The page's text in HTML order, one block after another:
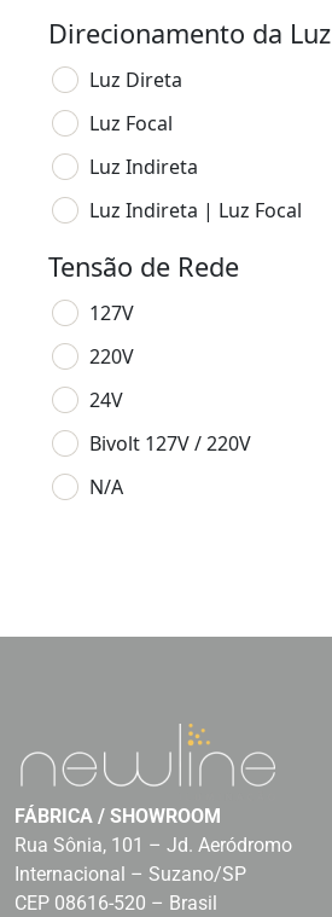
Direcionamento da Luz
Luz Direta
Luz Focal
Luz Indireta
Luz Indireta | Luz Focal
Tensão de Rede
127V
220V
24V
Bivolt 127V / 220V
N/A
FÁBRICA / SHOWROOM
Rua Sônia, 101 – Jd. Aeródromo
Internacional – Suzano/SP
CEP 08616-520 – Brasil